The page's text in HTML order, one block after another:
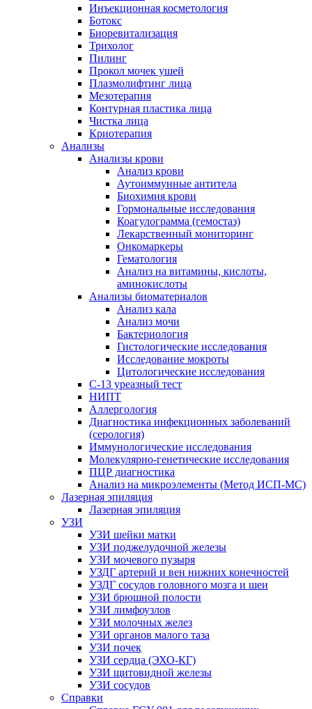
Инъекционная косметология
Ботокс
Биоревитализация
Трихолог
Пилинг
Прокол мочек ушей
Плазмолифтинг лица
Мезотерапия
Контурная пластика лица
Чистка лица
Криотерапия
Анализы
Анализы крови
Анализ крови
Аутоиммунные антитела
Биохимия крови
Гормональные исследования
Коагулограмма (гемостаз)
Лекарственный мониторинг
Онкомаркеры
Гематология
Анализ на витамины, кислоты,
аминокислоты
Анализы биоматериалов
Анализ кала
Анализ мочи
Бактериология
Гистологические исследования
Исследование мокроты
Цитологические исследования
С-13 уреазный тест
НИПТ
Аллергология
Диагностика инфекционных заболеваний
(серология)
Иммунологические исследования
Молекулярно-генетические исследования
ПЦР диагностика
Анализ на микроэлементы (Метод ИСП-МС)
Лазерная эпиляция
Лазерная эпиляция
УЗИ
УЗИ шейки матки
УЗИ поджелудочной железы
УЗИ мочевого пузыря
УЗДГ артерий и вен нижних конечностей
УЗДГ сосудов головного мозга и шеи
УЗИ брюшной полости
УЗИ лимфоузлов
УЗИ молочных желез
УЗИ органов малого таза
УЗИ почек
УЗИ сердца (ЭХО-КГ)
УЗИ щитовидной железы
УЗИ сосудов
Справки